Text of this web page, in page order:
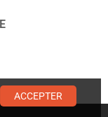
ACCEPTER